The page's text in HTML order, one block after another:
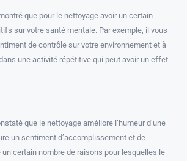
que pour le nettoyage avoir un certain
sur votre santé mentale. Par exemple, il vous
de contrôle sur votre environnement et à
une activité répétitive qui peut avoir un effet
que le nettoyage améliore l’humeur d’une
un sentiment d’accomplissement et de
certain nombre de raisons pour lesquelles le